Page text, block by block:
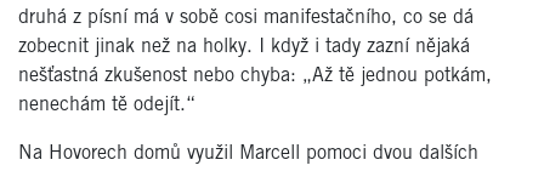
druhá z písní má v sobě cosi manifestačního, co se dá
zobecnit jinak než na holky. I když i tady zazní nějaká
nešťastná zkušenost nebo chyba: „Až tě jednou potkám,
nenechám tě odejít.“
Na Hovorech domů využil Marcell pomoci dvou dalších